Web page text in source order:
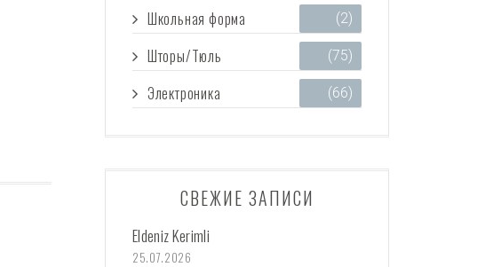
Школьная форма (2)
Шторы/Тюль (75)
Электроника (66)
СВЕЖИЕ ЗАПИСИ
Eldeniz Kerimli
25.07.2026